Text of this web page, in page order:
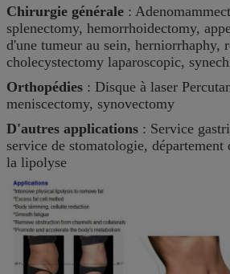
Chirurgie générale :
splenectomy, hemorrhoidectomy,
d'une tumeur au sein, herniorrhaphy,
cholecystectomy laparoscopic,
Orthopédies : Disque à laser
meniscectomy, synovectomy
D'autres applications : Service
service de stomatologie,
la lipolyse